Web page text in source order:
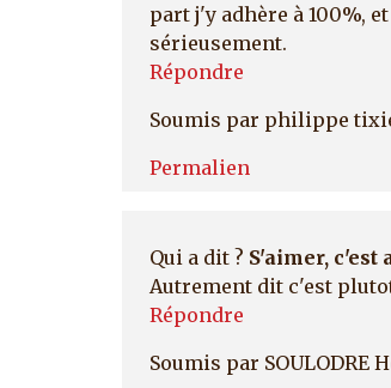
part j'y adhère à 100%,
sérieusement.
Répondre
Soumis par philippe
Permalien
Qui a dit ? S'aimer, c'est
Autrement dit c'est
Répondre
Soumis par SOULODRE